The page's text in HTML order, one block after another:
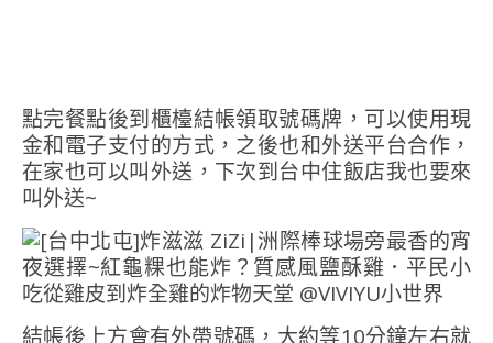
點完餐點後到櫃檯結帳領取號碼牌，可以使用現
金和電子支付的方式，之後也和外送平台合作，
在家也可以叫外送，下次到台中住飯店我也要來
叫外送~
結帳後上方會有外帶號碼，大約等10分鐘左右就